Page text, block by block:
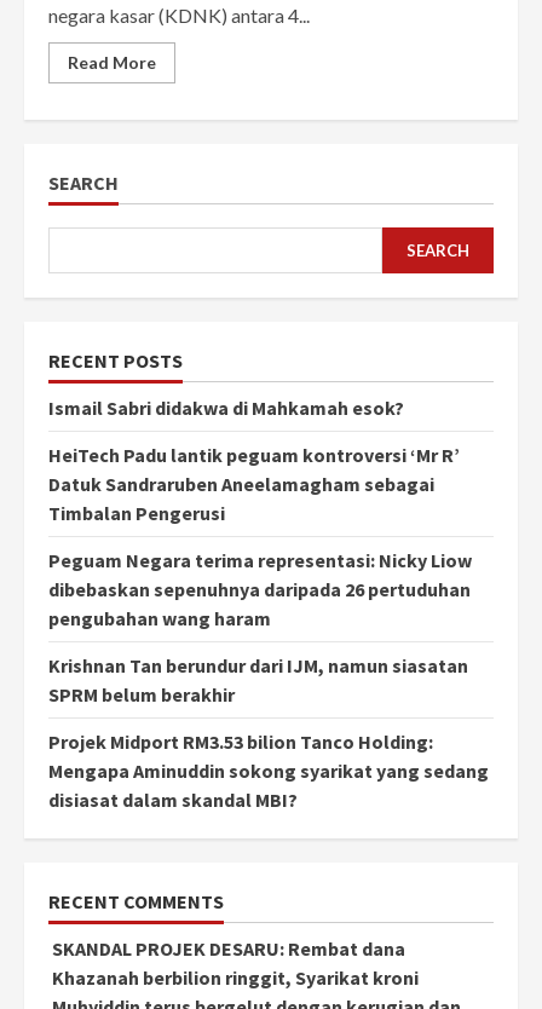
negara kasar (KDNK) antara 4...
Read More
SEARCH
SEARCH
RECENT POSTS
Ismail Sabri didakwa di Mahkamah esok?
HeiTech Padu lantik peguam kontroversi ‘Mr R’
Datuk Sandraruben Aneelamagham sebagai
Timbalan Pengerusi
Peguam Negara terima representasi: Nicky Liow
dibebaskan sepenuhnya daripada 26 pertuduhan
pengubahan wang haram
Krishnan Tan berundur dari IJM, namun siasatan
SPRM belum berakhir
Projek Midport RM3.53 bilion Tanco Holding:
Mengapa Aminuddin sokong syarikat yang sedang
disiasat dalam skandal MBI?
RECENT COMMENTS
SKANDAL PROJEK DESARU: Rembat dana
Khazanah berbilion ringgit, Syarikat kroni